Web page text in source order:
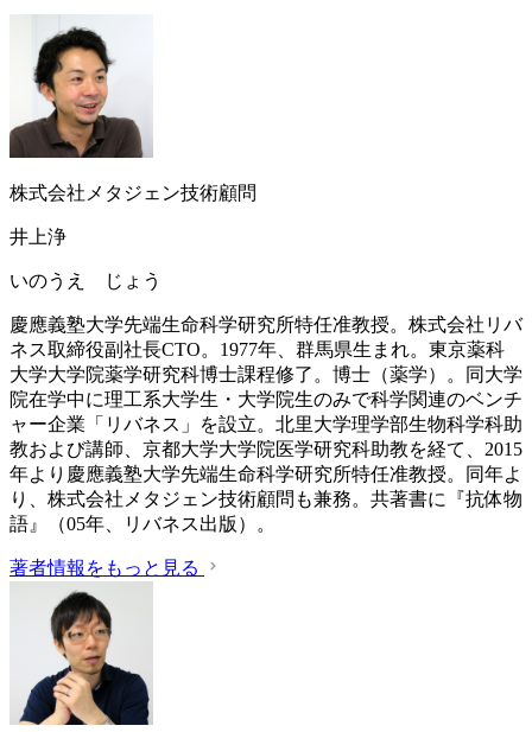
株式会社メタジェン技術顧問
井上浄
いのうえ じょう
慶應義塾大学先端生命科学研究所特任准教授。株式会社リバ
ネス取締役副社長CTO。1977年、群馬県生まれ。東京薬科
大学大学院薬学研究科博士課程修了。博士（薬学）。同大学
院在学中に理工系大学生・大学院生のみで科学関連のベンチ
ャー企業「リバネス」を設立。北里大学理学部生物科学科助
教および講師、京都大学大学院医学研究科助教を経て、2015
年より慶應義塾大学先端生命科学研究所特任准教授。同年よ
り、株式会社メタジェン技術顧問も兼務。共著書に『抗体物
語』（05年、リバネス出版）。
著者情報をもっと見る